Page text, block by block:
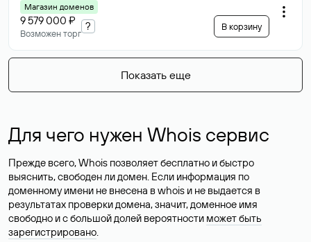
Магазин доменов
9 579 000 ₽
Возможен торг
? В корзину
Показать еще
Для чего нужен Whois сервис
Прежде всего, Whois позволяет бесплатно и быстро
выяснить, свободен ли домен. Если информация по
доменному имени не внесена в whois и не выдается в
результатах проверки домена, значит, доменное имя
свободно и с большой долей вероятности может быть
зарегистрировано.